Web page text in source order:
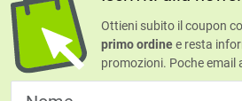
Ottieni subito il coupon
primo ordinee resta
promozioni. Poche email